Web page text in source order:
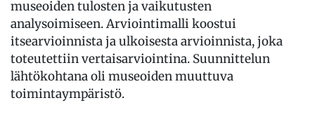
museoiden tulosten ja vaikutusten
analysoimiseen. Arviointimalli koostui
itsearvioinnista ja ulkoisesta arvioinnista, joka
toteutettiin vertaisarviointina. Suunnittelun
lähtökohtana oli museoiden muuttuva
toimintaympäristö.